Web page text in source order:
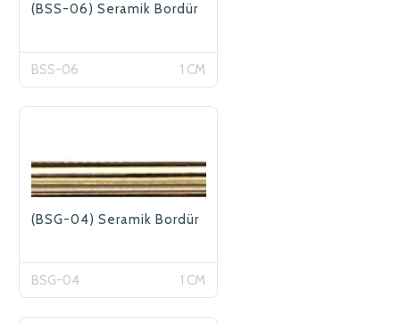
(BSS-06) Seramik Bordür
BSS-06 1 CM
(BSG-04) Seramik Bordür
BSG-04 1 CM